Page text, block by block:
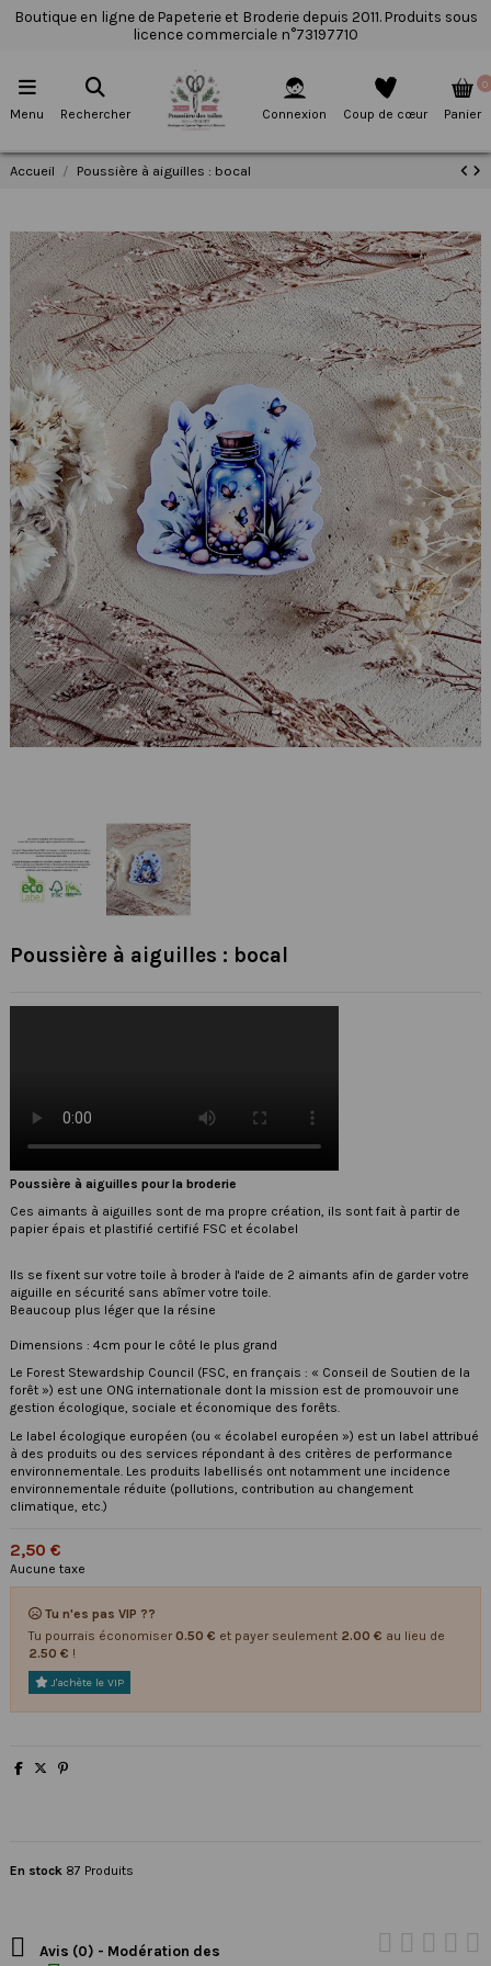
Boutique en ligne de Papeterie et Broderie depuis 2011. Produits sous
licence commerciale n°73197710
Menu Rechercher Connexion Coup de cœur
0
Panier
Accueil Poussière à aiguilles : bocal
Poussière à aiguilles : bocal
Poussière à aiguilles pour la broderie
Ces aimants à aiguilles sont de ma propre création, ils sont fait à partir de
papier épais et plastifié certifié FSC et écolabel
Ils se fixent sur votre toile à broder à l'aide de 2 aimants afin de garder votre
aiguille en sécurité sans abîmer votre toile.
Beaucoup plus léger que la résine
Dimensions : 4cm pour le côté le plus grand
Le Forest Stewardship Council (FSC, en français : « Conseil de Soutien de la
forêt ») est une ONG internationale dont la mission est de promouvoir une
gestion écologique, sociale et économique des forêts.
Le label écologique européen (ou « écolabel européen ») est un label attribué
à des produits ou des services répondant à des critères de performance
environnementale. Les produits labellisés ont notamment une incidence
environnementale réduite (pollutions, contribution au changement
climatique, etc.)
2,50 €
Aucune taxe
Tu n'es pas VIP ??
Tu pourrais économiser 0.50 € et payer seulement 2.00 € au lieu de
2.50 € !
J'achète le VIP
En stock 87 Produits
 Avis (0) - Modération des